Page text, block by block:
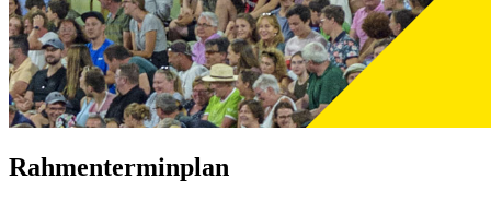
Rahmenterminplan